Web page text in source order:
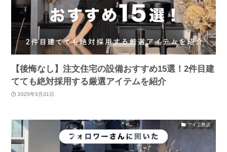
【後悔なし】注文住宅の設備おすすめ15選！2件目建
てても絶対採用する厳選アイテムを紹介
2025年3月31日
アイ工務店